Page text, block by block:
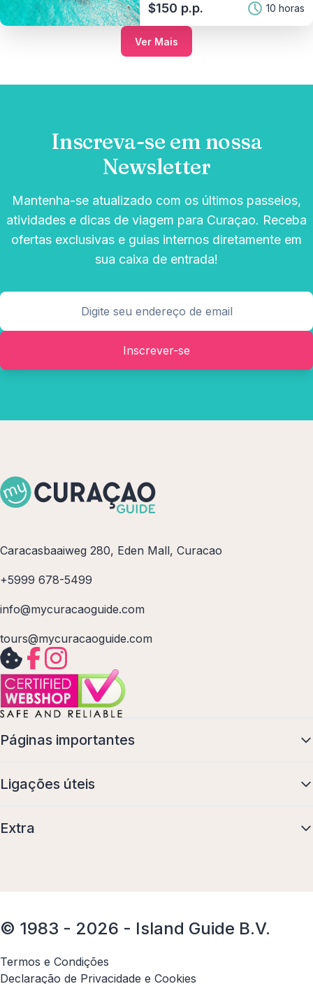
$150 p.p. 10 horas
Ver Mais
Inscreva-se em nossa
Newsletter
Mantenha-se atualizado com os últimos passeios,
atividades e dicas de viagem para Curaçao. Receba
ofertas exclusivas e guias internos diretamente em
sua caixa de entrada!
Inscrever-se
Caracasbaaiweg 280, Eden Mall, Curacao
+5999 678-5499
info@mycuracaoguide.com
tours@mycuracaoguide.com
Páginas importantes
Ligações úteis
Extra
© 1983 - 2026 - Island Guide B.V.
Termos e Condições
Declaração de Privacidade e Cookies